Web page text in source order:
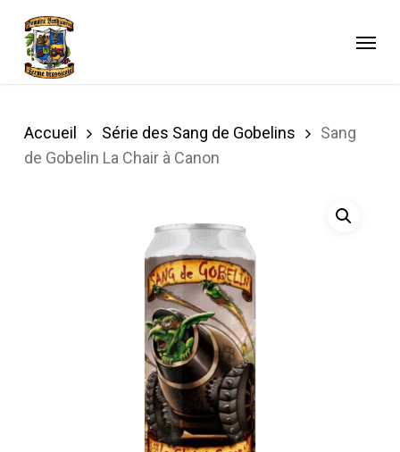
main
content
Accueil Série des Sang de Gobelins
Sang
de Gobelin La Chair à Canon